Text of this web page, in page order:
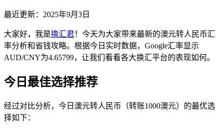
最近更新： 2025年9月3日
大家好，我是换汇君！今天为大家带来最新的澳元转人民币汇
率分析和省钱攻略。根据今日实时数据，Google汇率显示
AUD/CNY为4.65799，让我们看看各大换汇平台的表现如何。
今日最佳选择推荐
经过对比分析，今日澳元转人民币（转账1000澳元）的最优选
择如下：